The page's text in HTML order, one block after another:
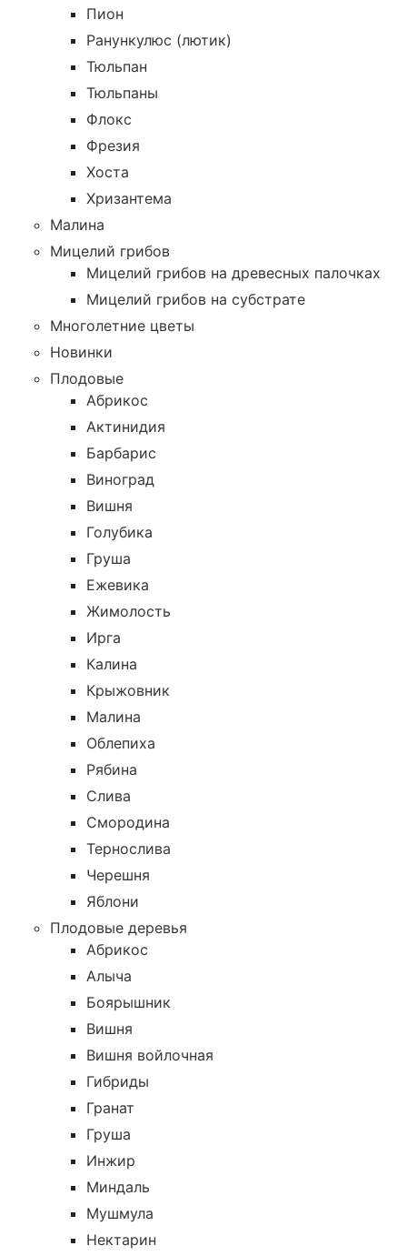
Пион
Ранункулюс (лютик)
Тюльпан
Тюльпаны
Флокс
Фрезия
Хоста
Хризантема
Малина
Мицелий грибов
Мицелий грибов на древесных палочках
Мицелий грибов на субстрате
Многолетние цветы
Новинки
Плодовые
Абрикос
Актинидия
Барбарис
Виноград
Вишня
Голубика
Груша
Ежевика
Жимолость
Ирга
Калина
Крыжовник
Малина
Облепиха
Рябина
Слива
Смородина
Тернослива
Черешня
Яблони
Плодовые деревья
Абрикос
Алыча
Боярышник
Вишня
Вишня войлочная
Гибриды
Гранат
Груша
Инжир
Миндаль
Мушмула
Нектарин